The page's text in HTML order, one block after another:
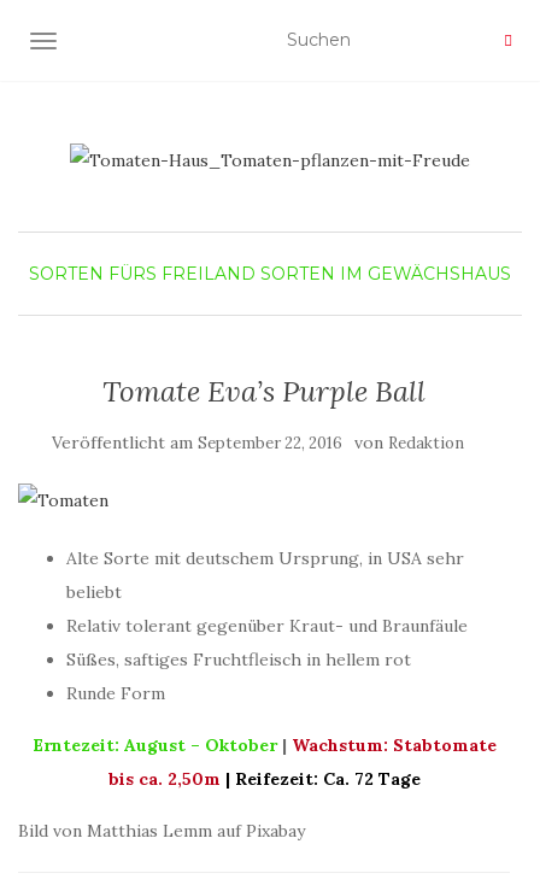
NAVIGATION UMSCHALTEN
SORTEN FÜRS FREILAND SORTEN IM GEWÄCHSHAUS
Tomate Eva’s Purple Ball
Veröffentlicht am September 22, 2016 von Redaktion
Alte Sorte mit deutschem Ursprung, in USA sehr
beliebt
Relativ tolerant gegenüber Kraut- und Braunfäule
Süßes, saftiges Fruchtfleisch in hellem rot
Runde Form
Erntezeit: August – Oktober| Wachstum: Stabtomate
bis ca. 2,50m | Reifezeit: Ca. 72 Tage
Bild von Matthias Lemm auf Pixabay